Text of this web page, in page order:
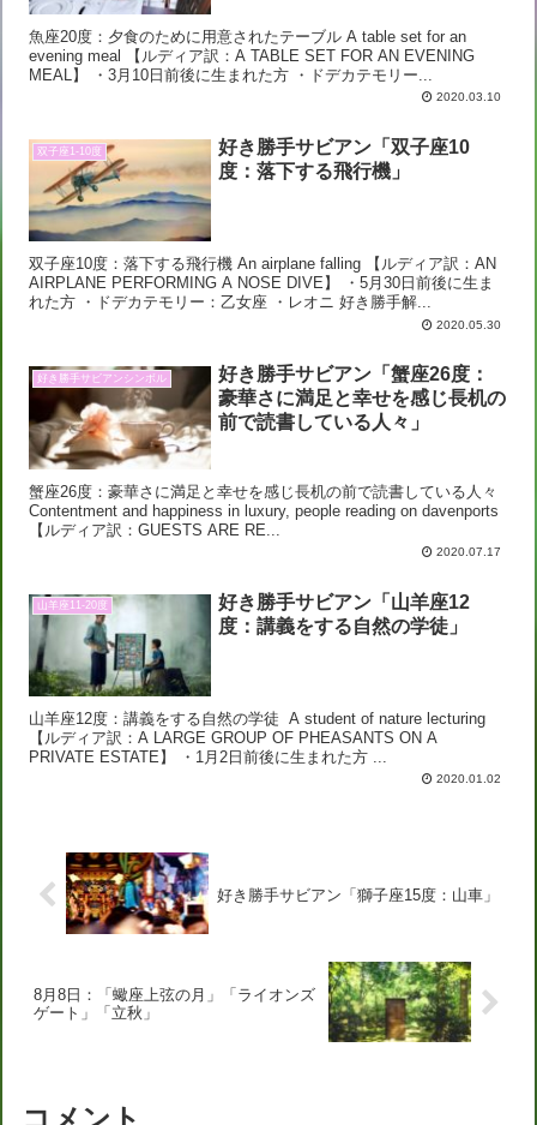
魚座20度：夕食のために用意されたテーブル A table set for an
evening meal 【ルディア訳：A TABLE SET FOR AN EVENING
MEAL】 ・3月10日前後に生まれた方 ・ドデカテモリー...
2020.03.10
双子座1-10度
好き勝手サビアン「双子座10
度：落下する飛行機」
双子座10度：落下する飛行機 An airplane falling 【ルディア訳：AN
AIRPLANE PERFORMING A NOSE DIVE】 ・5月30日前後に生ま
れた方 ・ドデカテモリー：乙女座 ・レオニ 好き勝手解...
2020.05.30
好き勝手サビアンシンボル
好き勝手サビアン「蟹座26度：
豪華さに満足と幸せを感じ長机の
前で読書している人々」
蟹座26度：豪華さに満足と幸せを感じ長机の前で読書している人々
Contentment and happiness in luxury, people reading on davenports
【ルディア訳：GUESTS ARE RE...
2020.07.17
山羊座11-20度
好き勝手サビアン「山羊座12
度：講義をする自然の学徒」
山羊座12度：講義をする自然の学徒 A student of nature lecturing
【ルディア訳：A LARGE GROUP OF PHEASANTS ON A
PRIVATE ESTATE】 ・1月2日前後に生まれた方 ...
2020.01.02
好き勝手サビアン「獅子座15度：山車」
8月8日：「蠍座上弦の月」「ライオンズ
ゲート」「立秋」
コメント